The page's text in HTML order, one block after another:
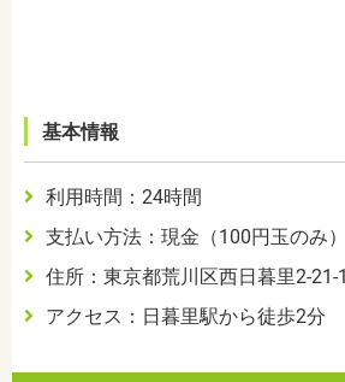
基本情報
利用時間：24時間
支払い方法：現金（100円玉のみ）
住所：東京都荒川区西日暮里2-21-1
アクセス：日暮里駅から徒歩2分